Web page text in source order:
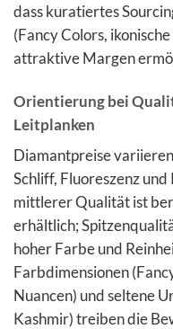
dass kuratiertes
(Fancy Colors,
attraktive Margen
Orientierung bei
Leitplanken
Diamantpreise
Schliff, Fluoreszenz
mittlerer Qualität ist
erhältlich;
hoher Farbe und
Farbdimensionen
Nuancen) und seltene
Kashmir) treiben die